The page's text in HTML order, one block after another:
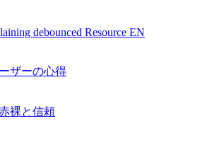
debounced Resource EN
ザーの心得
裸と信頼